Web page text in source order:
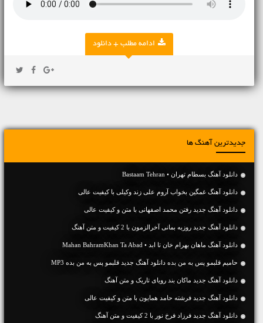
ادامه مطلب + دانلود
جدیدترین آهنگ ها
دانلود آهنگ بسطام تهران • Bastaam Tehran
دانلود آهنگ غمگین بخواب آروم علی زند وکیلی با کیفیت عالی
دانلود آهنگ جديد رفتن محمد اصفهانی با متن و کیفیت عالی
دانلود آهنگ جديد روزبه بمانی آخرالزمون با 2 کیفیت و متن آهنگ
دانلود آهنگ ماهان بهرام خان تا ابد • Mahan BahramKhan Ta Abad
حامیم قلبمو پس به من بده دانلود آهنگ جدید قلبمو پس به من بده MP3
دانلود آهنگ جديد ماکان بند رویای تاریک و متن آهنگ
دانلود آهنگ جديد فرشته حامد همایون با متن و کیفیت عالی
دانلود آهنگ جديد فرزاد فرخ نور با 2 کیفیت و متن آهنگ